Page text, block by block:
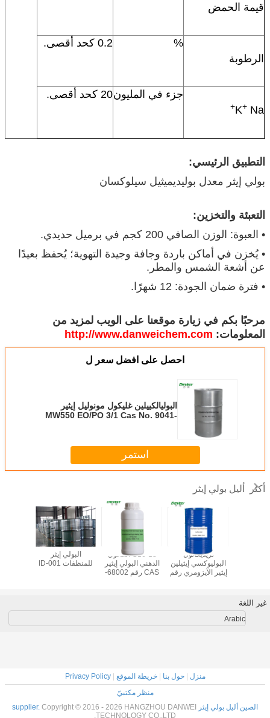
قيمة الحمض
الرطوبة
% 0.2 كحد أقصى.
K+ Na
+
جزء في المليون20 كحد أقصى.
التطبيق الرئيسي:
بولي إيثر معدل بوليديميثيل سيلوكسان
التعبئة والتخزين:
• العبوة: الوزن الصافي 200 كجم في برميل حديدي.
• يُخزن في أماكن باردة وجافة وجيدة التهوية؛ يُحفظ بعيدًا
عن أشعة الشمس والمطر.
• فترة ضمان الجودة: 12 شهرًا.
مرحبًا بكم في زيارة موقعنا على الويب لمزيد من
المعلومات: http://www.danweichem.com
احصل على افضل سعر ل
البوليالكييلين غليكول مونوليل إيثير
MW550 EO/PO 3/1 Cas No. 9041-
استمر
أكثر أليل بولي إيثر
البولي إيثر
للمنظفات ID-001
C16-18 الكحول
الدهني البولي إيثير
CAS رقم 68002-
تريديكانول
البوليوكسي إيثيلين
إيثير الآيزومري رقم
غير اللغة
Arabic
منزل |حول بنا |خريطة الموقع |
Privacy Policy
منظر مكتبيّ
الصين أليل بولي إيثر supplier. Copyright © 2016 - 2026 HANGZHOU DANWEI
TECHNOLOGY CO.,LTD.